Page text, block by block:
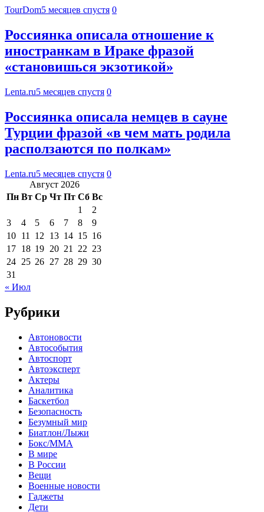
TourDom5 месяцев спустя 0
Россиянка описала отношение к
иностранкам в Ираке фразой
«становишься экзотикой»
Lenta.ru5 месяцев спустя 0
Россиянка описала немцев в сауне
Турции фразой «в чем мать родила
расползаются по полкам»
Lenta.ru5 месяцев спустя 0
Август 2026
Пн Вт Ср Чт Пт Сб Вс
1
2
3
4 5 6 7 8
9
10 11 12 13 14 15 16
17 18 19 20 21 22 23
24 25 26 27 28 29 30
31
« Июл
Рубрики
Автоновости
Автособытия
Автоспорт
Автоэксперт
Актеры
Аналитика
Баскетбол
Безопасность
Безумный мир
Биатлон/Лыжи
Бокс/MMA
В мире
В России
Вещи
Военные новости
Гаджеты
Дети